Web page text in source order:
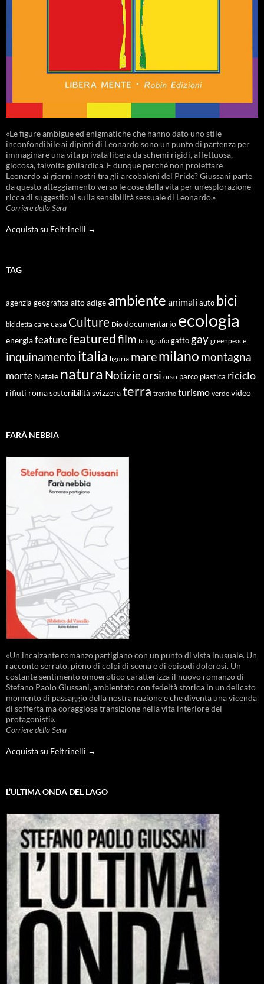
«Le figure ambigue ed enigmatiche che hanno dato uno stile
inconfondibile ai dipinti di Leonardo sono un punto di partenza per
immaginare una vita privata libera da schemi rigidi, affettuosa,
giocosa, talvolta goliardica. E dunque perché non proiettare
Leonardo ai giorni nostri tra gli arcobaleni del Pride? Giussani parte
da questo atteggiamento verso le cose della vita per un’esplorazione
ricca di suggestioni sulla sensibilità sessuale di Leonardo.»
Corriere della Sera
Acquista su Feltrinelli →
TAG
agenzia geografica alto adige ambiente animali auto bici
bicicletta cane casa Culture Dio documentario ecologia
energiafeaturefeaturedfilm fotografia gatto gay greenpeace
inquinamentoitalia liguria maremilano montagna
morte Natale natura Notizieorsi orso parco plastica riciclo
rifiuti roma sostenibilità svizzeraterra trentino turismo verde video
FARÀ NEBBIA
«Un incalzante romanzo partigiano con un punto di vista inusuale. Un
racconto serrato, pieno di colpi di scena e di episodi dolorosi. Un
costante sentimento omoerotico caratterizza il nuovo romanzo di
Stefano Paolo Giussani, ambientato con fedeltà storica in un delicato
momento di passaggio della nostra nazione e che diventa una vicenda
di sofferta ma coraggiosa transizione nella vita interiore dei
protagonisti».
Corriere della Sera
Acquista su Feltrinelli →
L’ULTIMA ONDA DEL LAGO